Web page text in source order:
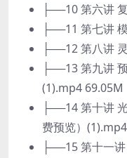
├──10 第六讲
├──11 第七讲
├──12 第八讲
├──13 第九讲
(1).mp4 69.05M
├──14 第十讲
费预览）
├──15 第十一